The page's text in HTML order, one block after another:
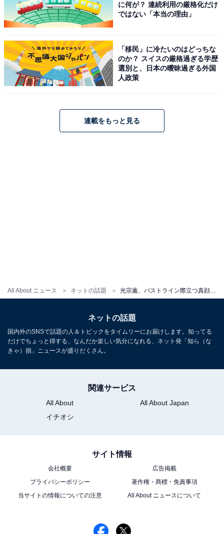
All About ニュース ネットの話題 光宗薫、バストライン際立つ真顔ショットに「そんなデカかったっけ？？」「なんかむっちり」の声
に何が？ 連続利用の厳格化だけ
ではない「本当の理由」
「移民」に冷たいのはどっちな
のか？ スイスの厳格過ぎる学歴
選別と、日本の曖昧過ぎる外国
人政策
連載をもっと見る
ネットの話題
国内外のSNSで話題の人＆トピックをタイムリーにお届けします。知ってる
だけでちょっと得する、なんだか楽しい気分になれる、ネット発「知ら（な
きゃ）損」ニュースが盛りだくさん。
関連サービス
All About
All About Japan
イチオシ
サイト情報
会社概要
広告掲載
プライバシーポリシー
著作権・商標・免責事項
当サイトの情報についての注意
All About ニュースについて